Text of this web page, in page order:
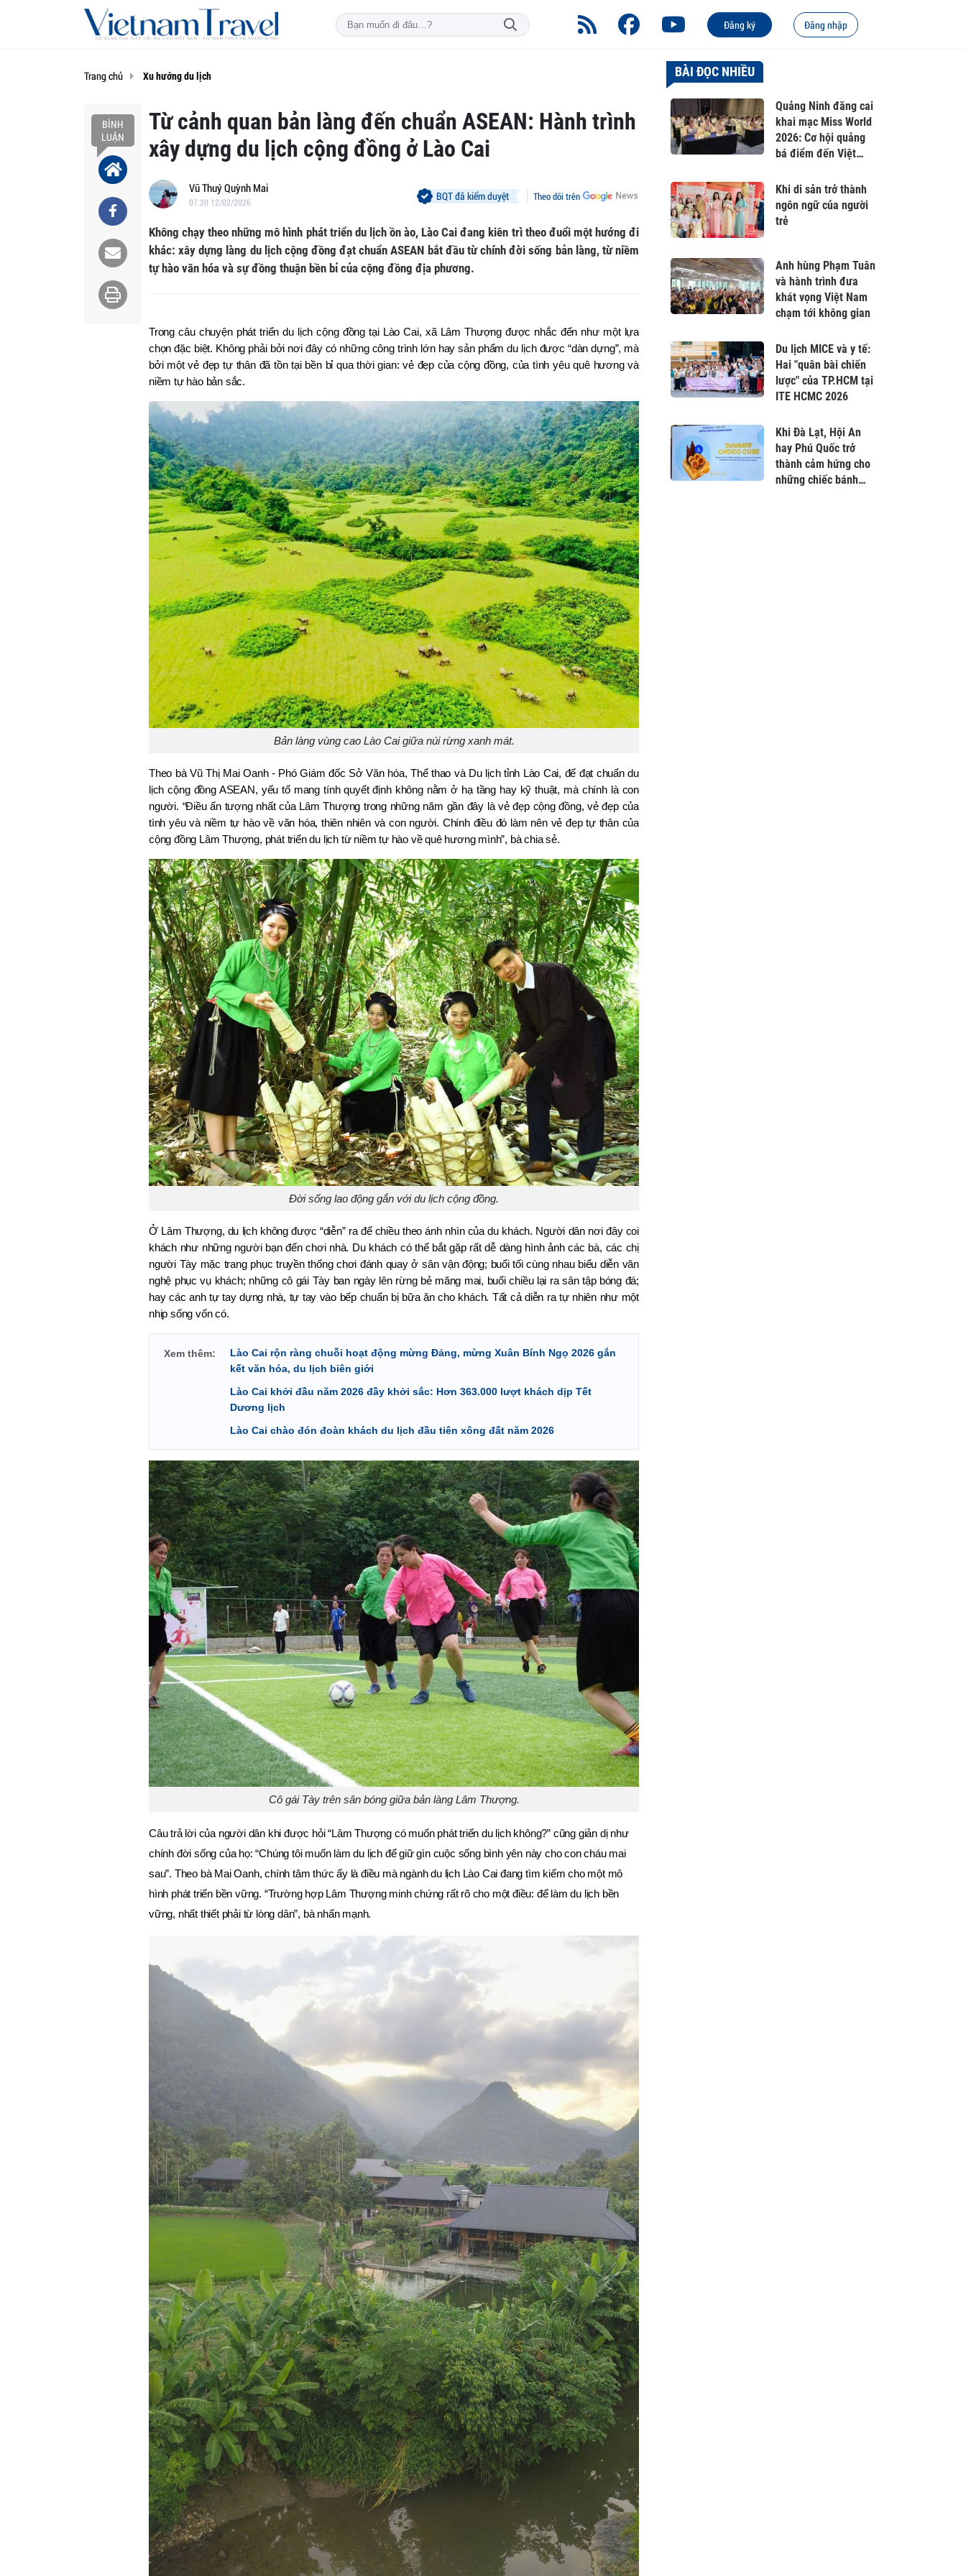
Đăng ký Đăng nhập
Trang chủ Xu hướng du lịch
BÌNH
LUẬN
Từ cảnh quan bản làng đến chuẩn ASEAN: Hành trình
xây dựng du lịch cộng đồng ở Lào Cai
Vũ Thuý Quỳnh Mai
07:20 12/02/2026 Theo dõi trên
BQT đã kiểm duyệt
Không chạy theo những mô hình phát triển du lịch ồn ào, Lào Cai đang kiên trì theo đuổi một hướng đi
khác: xây dựng làng du lịch cộng đồng đạt chuẩn ASEAN bắt đầu từ chính đời sống bản làng, từ niềm
tự hào văn hóa và sự đồng thuận bền bỉ của cộng đồng địa phương.
Trong câu chuyện phát triển du lịch cộng đồng tại Lào Cai, xã Lâm Thượng được nhắc đến như một lựa
chọn đặc biệt. Không phải bởi nơi đây có những công trình lớn hay sản phẩm du lịch được “dàn dựng”, mà
bởi một vẻ đẹp tự thân đã tồn tại bền bỉ qua thời gian: vẻ đẹp của cộng đồng, của tình yêu quê hương và
niềm tự hào bản sắc.
Bản làng vùng cao Lào Cai giữa núi rừng xanh mát.
Theo bà Vũ Thị Mai Oanh - Phó Giám đốc Sở Văn hóa, Thể thao và Du lịch tỉnh Lào Cai, để đạt chuẩn du
lịch cộng đồng ASEAN, yếu tố mang tính quyết định không nằm ở hạ tầng hay kỹ thuật, mà chính là con
người. “Điều ấn tượng nhất của Lâm Thượng trong những năm gần đây là vẻ đẹp cộng đồng, vẻ đẹp của
tình yêu và niềm tự hào về văn hóa, thiên nhiên và con người. Chính điều đó làm nên vẻ đẹp tự thân của
cộng đồng Lâm Thượng, phát triển du lịch từ niềm tự hào về quê hương mình”, bà chia sẻ.
Đời sống lao động gắn với du lịch cộng đồng.
Ở Lâm Thượng, du lịch không được “diễn” ra để chiều theo ánh nhìn của du khách. Người dân nơi đây coi
khách như những người bạn đến chơi nhà. Du khách có thể bắt gặp rất dễ dàng hình ảnh các bà, các chị
người Tày mặc trang phục truyền thống chơi đánh quay ở sân vận động; buổi tối cùng nhau biểu diễn văn
nghệ phục vụ khách; những cô gái Tày ban ngày lên rừng bẻ măng mai, buổi chiều lại ra sân tập bóng đá;
hay các anh tự tay dựng nhà, tự tay vào bếp chuẩn bị bữa ăn cho khách. Tất cả diễn ra tự nhiên như một
nhịp sống vốn có.
Xem thêm:
Lào Cai rộn ràng chuỗi hoạt động mừng Đảng, mừng Xuân Bính Ngọ 2026 gắn
kết văn hóa, du lịch biên giới
Lào Cai khởi đầu năm 2026 đầy khởi sắc: Hơn 363.000 lượt khách dịp Tết
Dương lịch
Lào Cai chào đón đoàn khách du lịch đầu tiên xông đất năm 2026
Cô gái Tày trên sân bóng giữa bản làng Lâm Thượng.
Câu trả lời của người dân khi được hỏi “Lâm Thượng có muốn phát triển du lịch không?” cũng giản dị như
chính đời sống của họ: “Chúng tôi muốn làm du lịch để giữ gìn cuộc sống bình yên này cho con cháu mai
sau”. Theo bà Mai Oanh, chính tâm thức ấy là điều mà ngành du lịch Lào Cai đang tìm kiếm cho một mô
hình phát triển bền vững. “Trường hợp Lâm Thượng minh chứng rất rõ cho một điều: để làm du lịch bền
vững, nhất thiết phải từ lòng dân”, bà nhấn mạnh.
BÀI ĐỌC NHIỀU
Quảng Ninh đăng cai
khai mạc Miss World
2026: Cơ hội quảng
bá điểm đến Việt
Khi di sản trở thành
ngôn ngữ của người
trẻ
Anh hùng Phạm Tuân
và hành trình đưa
khát vọng Việt Nam
chạm tới không gian
Du lịch MICE và y tế:
Hai "quân bài chiến
lược" của TP.HCM tại
ITE HCMC 2026
Khi Đà Lạt, Hội An
hay Phú Quốc trở
thành cảm hứng cho
những chiếc bánh